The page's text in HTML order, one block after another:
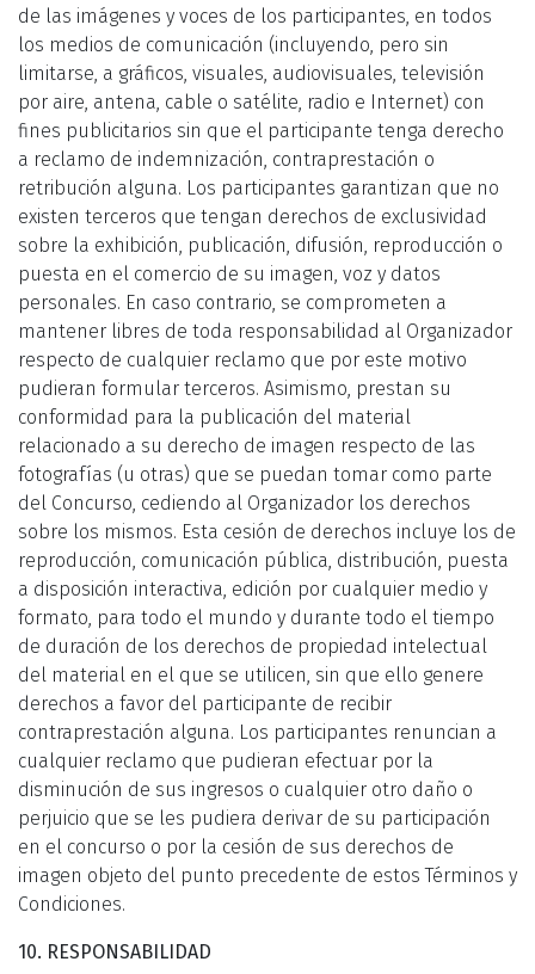
de las imágenes y voces de los participantes, en todos
los medios de comunicación (incluyendo, pero sin
limitarse, a gráficos, visuales, audiovisuales, televisión
por aire, antena, cable o satélite, radio e Internet) con
fines publicitarios sin que el participante tenga derecho
a reclamo de indemnización, contraprestación o
retribución alguna. Los participantes garantizan que no
existen terceros que tengan derechos de exclusividad
sobre la exhibición, publicación, difusión, reproducción o
puesta en el comercio de su imagen, voz y datos
personales. En caso contrario, se comprometen a
mantener libres de toda responsabilidad al Organizador
respecto de cualquier reclamo que por este motivo
pudieran formular terceros. Asimismo, prestan su
conformidad para la publicación del material
relacionado a su derecho de imagen respecto de las
fotografías (u otras) que se puedan tomar como parte
del Concurso, cediendo al Organizador los derechos
sobre los mismos. Esta cesión de derechos incluye los de
reproducción, comunicación pública, distribución, puesta
a disposición interactiva, edición por cualquier medio y
formato, para todo el mundo y durante todo el tiempo
de duración de los derechos de propiedad intelectual
del material en el que se utilicen, sin que ello genere
derechos a favor del participante de recibir
contraprestación alguna. Los participantes renuncian a
cualquier reclamo que pudieran efectuar por la
disminución de sus ingresos o cualquier otro daño o
perjuicio que se les pudiera derivar de su participación
en el concurso o por la cesión de sus derechos de
imagen objeto del punto precedente de estos Términos y
Condiciones.
10. RESPONSABILIDAD